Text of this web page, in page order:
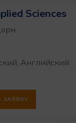
Sciences
Английский
ЗАЯВКУ